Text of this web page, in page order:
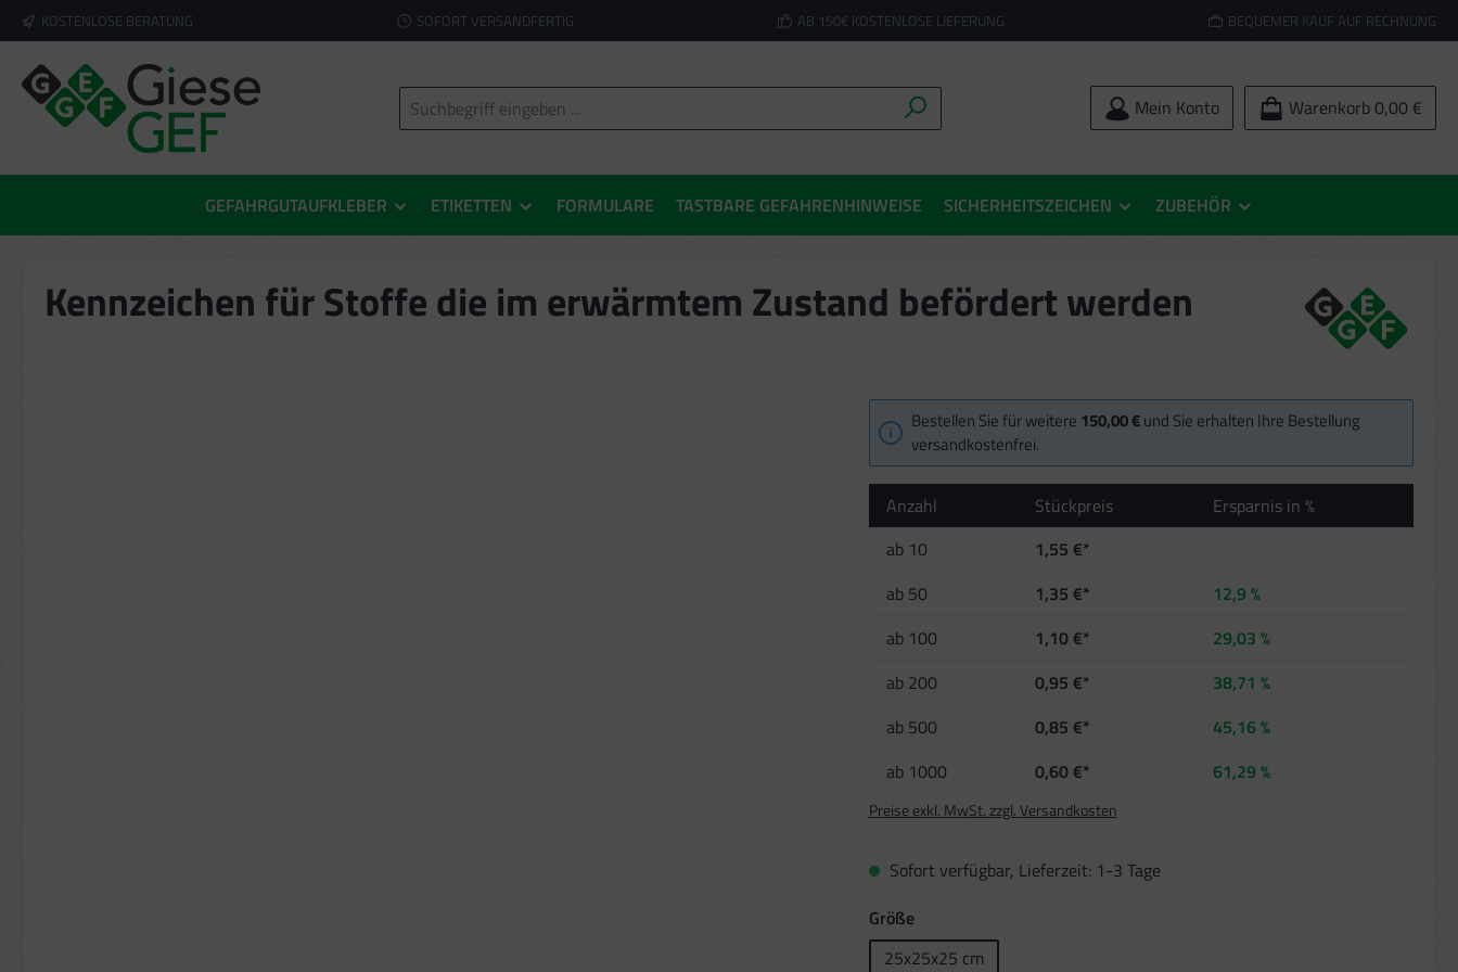
Zur Hauptnavigation springen
KOSTENLOSE BERATUNG SOFORT VERSANDFERTIG AB 150€ KOSTENLOSE LIEFERUNG BEQUEMER KAUF AUF RECHNUNG
Mein Konto Warenkorb 0,00 €
GEFAHRGUTAUFKLEBER ETIKETTEN FORMULARE TASTBARE GEFAHRENHINWEISE SICHERHEITSZEICHEN ZUBEHÖR
Kennzeichen für Stoffe die im erwärmtem Zustand befördert werden
Bestellen Sie für weitere 150,00 €und Sie erhalten Ihre Bestellung
versandkostenfrei.
Anzahl Stückpreis
Ersparnis in %
ab 10
1,55 €*
ab 50 1,35 €*
12,9 %
ab 100 1,10 €*
29,03 %
ab 200 0,95 €*
38,71 %
ab 500 0,85 €*
45,16 %
ab 1000 0,60 €* 61,29 %
Preise exkl. MwSt. zzgl. Versandkosten
Sofort verfügbar, Lieferzeit: 1-3 Tage
Größeauswählen
25x25x25 cm